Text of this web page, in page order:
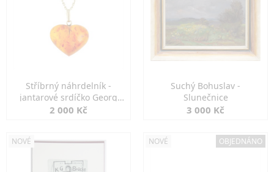
Stříbrný náhrdelník -
jantarové srdíčko Georg
Kramer
2 000 Kč
Suchý Bohuslav -
Slunečnice
3 000 Kč
NOVÉ NOVÉ OBJEDNÁNO